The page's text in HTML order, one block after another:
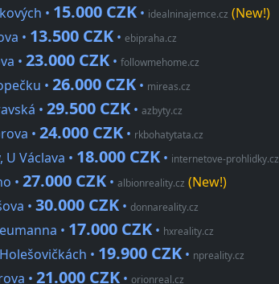
• 15.000 CZK • idealninajemce.cz (New!)
• 13.500 CZK • ebipraha.cz
• 23.000 CZK • followmehome.cz
• 26.000 CZK • mireas.cz
• 29.500 CZK • azbyty.cz
• 24.000 CZK • rkbohatytata.cz
Václava • 18.000 CZK • internetove-prohlidky.cz
• 27.000 CZK • albionreality.cz (New!)
• 30.000 CZK • donnareality.cz
• 17.000 CZK • hxreality.cz
• 19.900 CZK • npreality.cz
• 21.000 CZK • orionreal.cz